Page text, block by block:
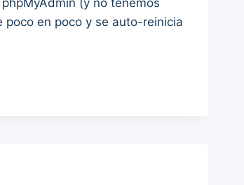
(y no tenemos
poco en poco y se auto-reinicia